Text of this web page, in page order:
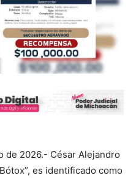
de 2026.- César Alejandro
es identificado como